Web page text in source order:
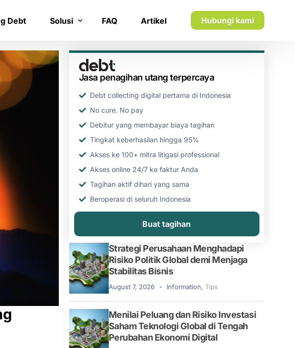
Debt Solusi
Layanan inkaso
FAQ Artikel Hubungi kami
Jasa penagihan utang terpercaya
Debt collecting digital pertama di Indonesia
No cure. No pay
Debitur yang membayar biaya tagihan
Tingkat keberhasilan hingga 95%
Akses ke 100+ mitra litigasi professional
Akses online 24/7 ke faktur Anda
Tagihan aktif dihari yang sama
Beroperasi di seluruh Indonesia
Buat tagihan
Strategi Perusahaan Menghadapi
Risiko Politik Global demi Menjaga
Stabilitas Bisnis
August 7, 2026 Information, Tips
Menilai Peluang dan Risiko Investasi
Saham Teknologi Global di Tengah
Perubahan Ekonomi Digital